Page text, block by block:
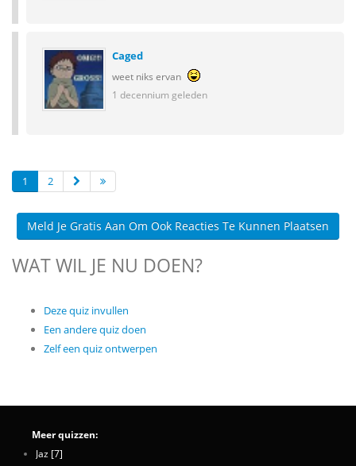
Caged
weet niks ervan
1 decennium geleden
1 2
Meld Je Gratis Aan Om Ook Reacties Te Kunnen Plaatsen
WAT WIL JE NU DOEN?
Deze quiz invullen
Een andere quiz doen
Zelf een quiz ontwerpen
Meer quizzen:
Jaz [7]